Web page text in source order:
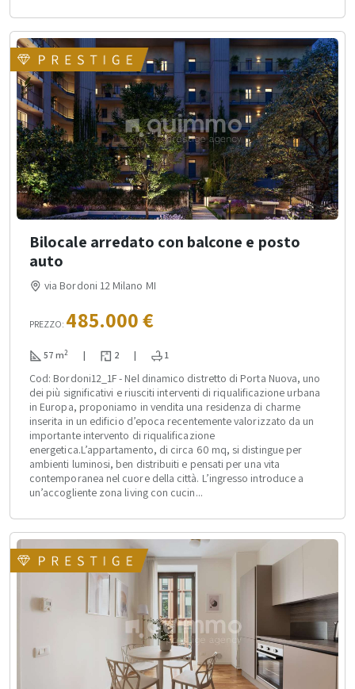
Bilocale arredato con balcone e posto
auto
via Bordoni 12 Milano MI
PREZZO: 485.000 €
57 m2 | 2 | 1
Cod: Bordoni12_1F - Nel dinamico distretto di Porta Nuova, uno
dei più significativi e riusciti interventi di riqualificazione urbana
in Europa, proponiamo in vendita una residenza di charme
inserita in un edificio d’epoca recentemente valorizzato da un
importante intervento di riqualificazione
energetica.L’appartamento, di circa 60 mq, si distingue per
ambienti luminosi, ben distribuiti e pensati per una vita
contemporanea nel cuore della città. L’ingresso introduce a
un’accogliente zona living con cucin...